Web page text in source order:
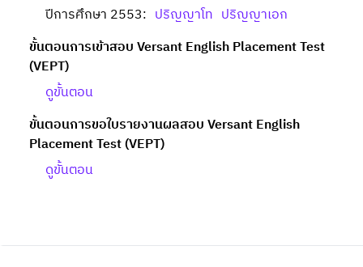
ปีการศึกษา 2553: ปริญญาโท ปริญญาเอก
ขั้นตอนการเข้าสอบ Versant English Placement Test
(VEPT)
ดูขั้นตอน
ขั้นตอนการขอใบรายงานผลสอบ Versant English
Placement Test (VEPT)
ดูขั้นตอน